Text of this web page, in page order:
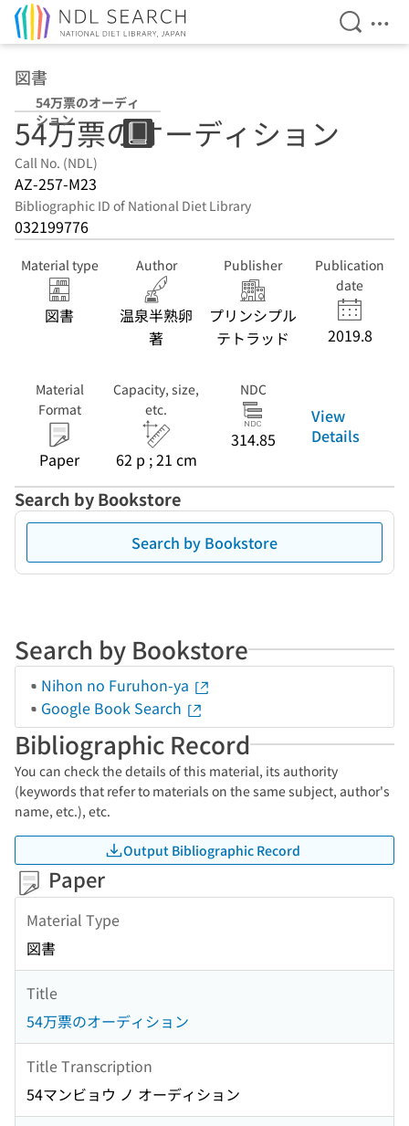
Open
図書
54万票のオーディ
ション
54万票のオーディション
Call No. (NDL)
AZ-257-M23
Bibliographic ID of National Diet Library
032199776
Material type
図書
Author
温泉半熟卵
著
Publisher
プリンシプル
テトラッド
Publication
date
2019.8
Material
Format
Paper
Capacity, size,
etc.
62 p ; 21 cm
NDC
314.85
View
Details
Search by Bookstore
Search by Bookstore
Search by Bookstore
Nihon no Furuhon-ya
Google Book Search
Bibliographic Record
You can check the details of this material, its authority
(keywords that refer to materials on the same subject, author's
name, etc.), etc.
Output Bibliographic Record
Paper
Material Type
図書
Title
54万票のオーディション
Title Transcription
54マンビョウ ノ オーディション